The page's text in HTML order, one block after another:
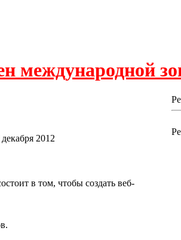
международной
декабря 2012
в том, чтобы создать веб-